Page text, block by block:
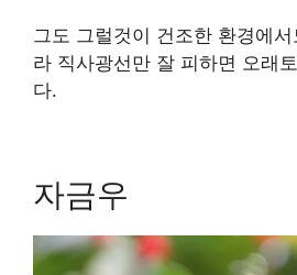
그도 그럴것이 건조한 환경에
라 직사광선만 잘 피하면 오래
다.
자금우